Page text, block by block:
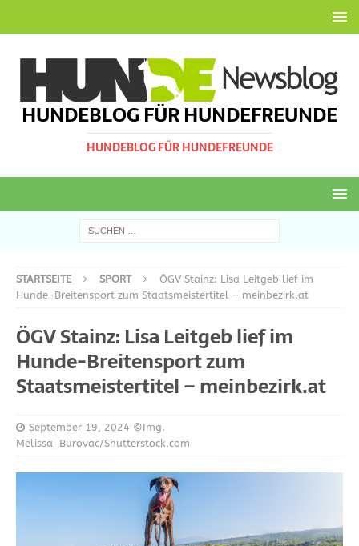
HUNDEBLOG FÜR HUNDEFREUNDE
HUNDEBLOG FÜR HUNDEFREUNDE
STARTSEITE SPORT
ÖGV Stainz: Lisa Leitgeb lief im
Hunde-Breitensport zum Staatsmeistertitel – meinbezirk.at
ÖGV Stainz: Lisa Leitgeb lief im
Hunde-Breitensport zum
Staatsmeistertitel – meinbezirk.at
September 19, 2024 ©Img.
Melissa_Burovac/Shutterstock.com